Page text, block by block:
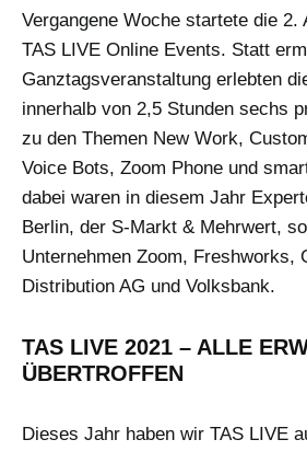
Vergangene Woche startete die 2.
TAS LIVE Online Events. Statt
Ganztagsveranstaltung erlebten
innerhalb von 2,5 Stunden sechs
zu den Themen New Work,
Voice Bots, Zoom Phone und
dabei waren in diesem Jahr
Berlin, der S-Markt & Mehrwert,
Unternehmen Zoom, Freshworks,
Distribution AG und Volksbank.
TAS LIVE 2021 – ALLE
ÜBERTROFFEN
Dieses Jahr haben wir TAS LIVE